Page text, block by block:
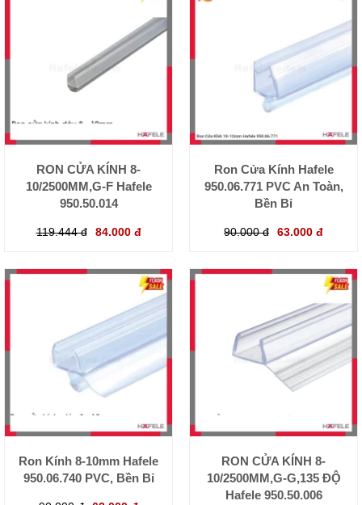
RON CỬA KÍNH 8-
10/2500MM,G-F Hafele
950.50.014
119.444 đ 84.000 đ
Ron Cửa Kính Hafele
950.06.771 PVC An Toàn,
Bền Bỉ
90.000 đ 63.000 đ
Ron Kính 8-10mm Hafele
950.06.740 PVC, Bền Bỉ
RON CỬA KÍNH 8-
10/2500MM,G-G,135 ĐỘ
Hafele 950.50.006